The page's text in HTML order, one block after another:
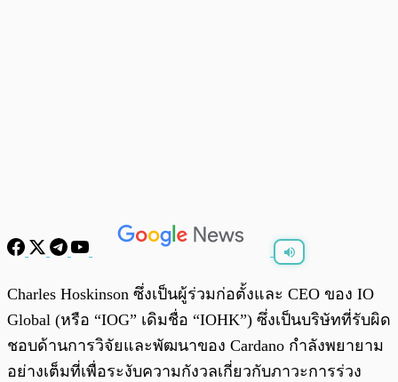
Charles Hoskinson ซึ่งเป็นผู้ร่วมก่อตั้งและ CEO ของ IO
Global (หรือ “IOG” เดิมชื่อ “IOHK”) ซึ่งเป็นบริษัทที่รับผิด
ชอบด้านการวิจัยและพัฒนาของ Cardano กำลังพยายาม
อย่างเต็มที่เพื่อระงับความกังวลเกี่ยวกับภาวะการร่วง